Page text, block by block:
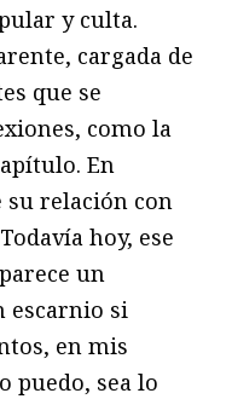
y culta.
cargada de
que se
como la
En
su relación con
hoy, ese
un
escarnio si
en mis
puedo, sea lo